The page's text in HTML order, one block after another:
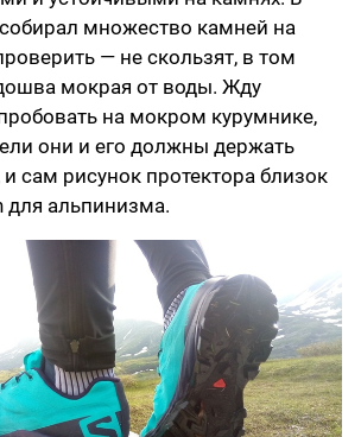
множество камней на
— не скользят, в том
мокрая от воды. Жду
на мокром курумнике,
они и его должны держать
сам рисунок протектора близок
для альпинизма.